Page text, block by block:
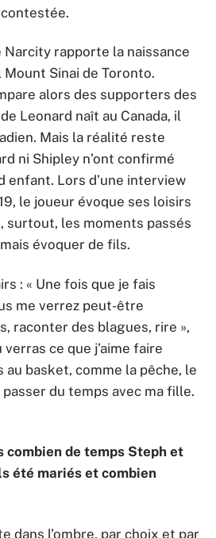
Narcity rapporte la naissance
Mount Sinai de Toronto.
alors des supporters des
Leonard naît au Canada, il
Mais la réalité reste
ni Shipley n’ont confirmé
enfant. Lors d’une interview
le joueur évoque ses loisirs
surtout, les moments passés
évoquer de fils.
: « Une fois que je fais
me verrez peut-être
raconter des blagues, rire »,
ce que j’aime faire
au basket, comme la pêche, le
du temps avec ma fille.
combien de temps Steph et
été mariés et combien
dans l’ombre, par choix et par